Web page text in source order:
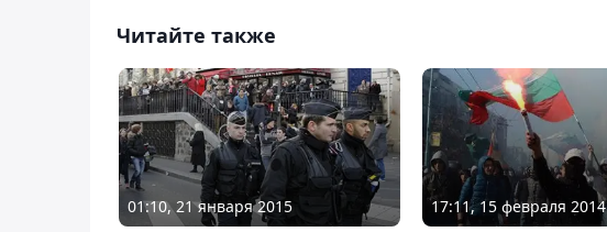
Читайте также
01:10, 21 января 2015 17:11, 15 февраля 2014